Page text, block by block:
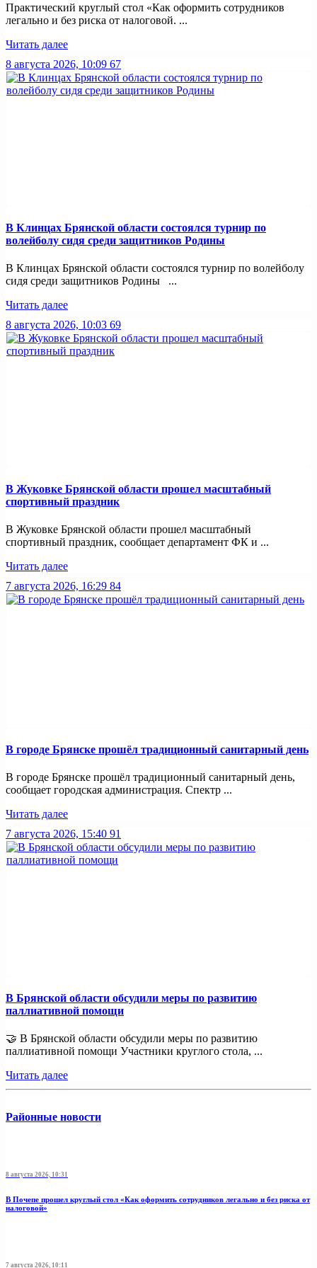
Практический круглый стол «Как оформить сотрудников
легально и без риска от налоговой. ...
Читать далее
8 августа 2026, 10:09 67
В Клинцах Брянской области состоялся турнир по
волейболу сидя среди защитников Родины
В Клинцах Брянской области состоялся турнир по волейболу
сидя среди защитников Родины ...
Читать далее
8 августа 2026, 10:03 69
В Жуковке Брянской области прошел масштабный
спортивный праздник
В Жуковке Брянской области прошел масштабный
спортивный праздник, сообщает департамент ФК и ...
Читать далее
7 августа 2026, 16:29 84
В городе Брянске прошёл традиционный санитарный день
В городе Брянске прошёл традиционный санитарный день,
сообщает городская администрация. Спектр ...
Читать далее
7 августа 2026, 15:40 91
В Брянской области обсудили меры по развитию
паллиативной помощи
🤝 В Брянской области обсудили меры по развитию
паллиативной помощи Участники круглого стола, ...
Читать далее
Районные новости
8 августа 2026, 10:31
В Почепе прошел круглый стол «Как оформить сотрудников легально и без риска от
налоговой»
7 августа 2026, 10:11